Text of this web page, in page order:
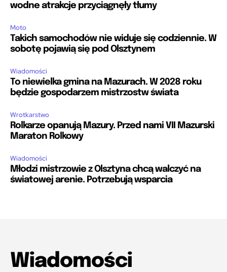
wodne atrakcje przyciągnęły tłumy
Moto
Takich samochodów nie widuje się codziennie. W
sobotę pojawią się pod Olsztynem
Wiadomości
To niewielka gmina na Mazurach. W 2028 roku
będzie gospodarzem mistrzostw świata
Wrotkarstwo
Rolkarze opanują Mazury. Przed nami VII Mazurski
Maraton Rolkowy
Wiadomości
Młodzi mistrzowie z Olsztyna chcą walczyć na
światowej arenie. Potrzebują wsparcia
Wiadomości